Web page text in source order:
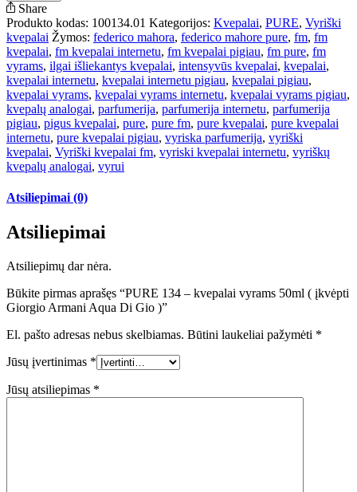
Share
Produkto kodas: 100134.01 Kategorijos: Kvepalai, PURE, Vyriški
kvepalai Žymos: federico mahora, federico mahore pure, fm, fm
kvepalai, fm kvepalai internetu, fm kvepalai pigiau, fm pure, fm
vyrams, ilgai išliekantys kvepalai, intensyvūs kvepalai, kvepalai,
kvepalai internetu, kvepalai internetu pigiau, kvepalai pigiau,
kvepalai vyrams, kvepalai vyrams internetu, kvepalai vyrams pigiau,
kvepalų analogai, parfumerija, parfumerija internetu, parfumerija
pigiau, pigus kvepalai, pure, pure fm, pure kvepalai, pure kvepalai
internetu, pure kvepalai pigiau, vyriska parfumerija, vyriški
kvepalai, Vyriški kvepalai fm, vyriski kvepalai internetu, vyriškų
kvepalų analogai, vyrui
Atsiliepimai (0)
Atsiliepimai
Atsiliepimų dar nėra.
Būkite pirmas aprašęs “PURE 134 – kvepalai vyrams 50ml ( įkvėpti
Giorgio Armani Aqua Di Gio )”
El. pašto adresas nebus skelbiamas. Būtini laukeliai pažymėti *
Jūsų įvertinimas *
Jūsų atsiliepimas *